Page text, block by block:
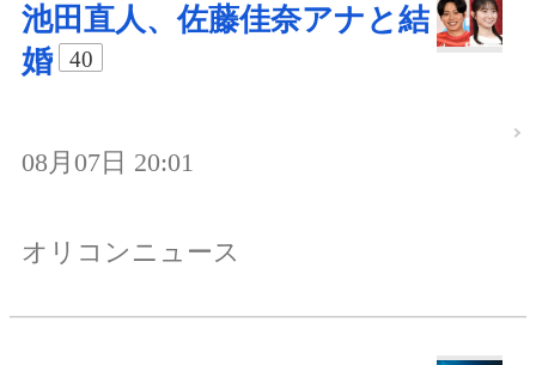
池田直人、佐藤佳奈アナと結
婚
40
08月07日 20:01
オリコンニュース